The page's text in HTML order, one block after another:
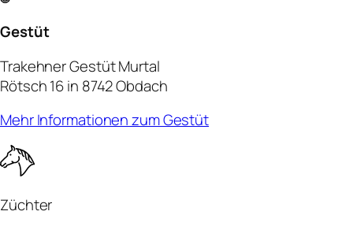
Gestüt
Trakehner Gestüt Murtal
Rötsch 16 in 8742 Obdach
Mehr Informationen zum Gestüt
Züchter